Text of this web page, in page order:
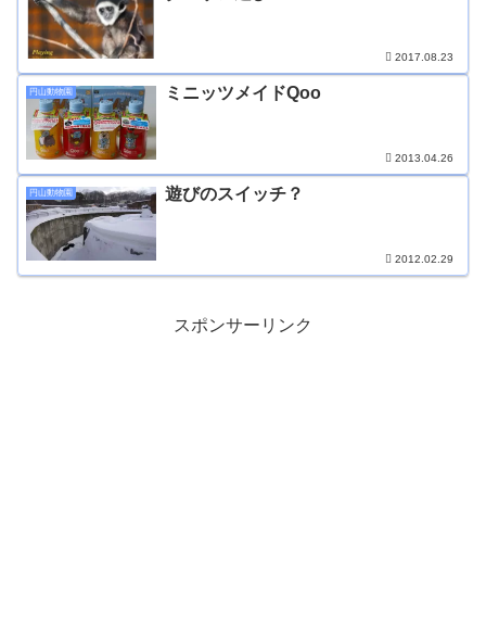
2017.08.23
円山動物園 ミニッツメイドQoo
2013.04.26
円山動物園 遊びのスイッチ？
2012.02.29
スポンサーリンク